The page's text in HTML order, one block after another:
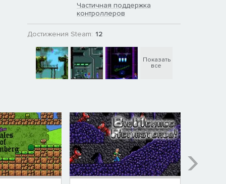
Частичная поддержка
контроллеров
Достижения Steam: 12
Показать
все